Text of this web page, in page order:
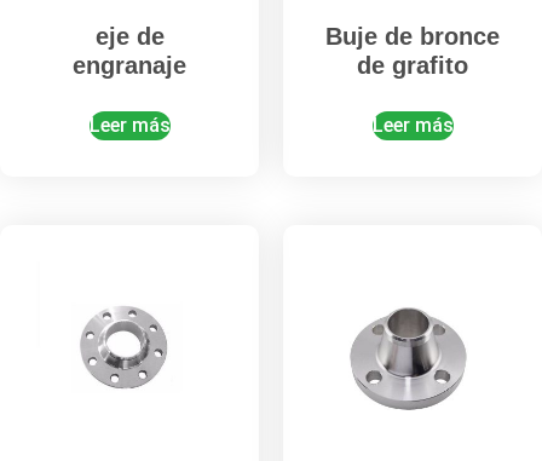
eje de
engranaje
Leer más
Buje de bronce
de grafito
Leer más